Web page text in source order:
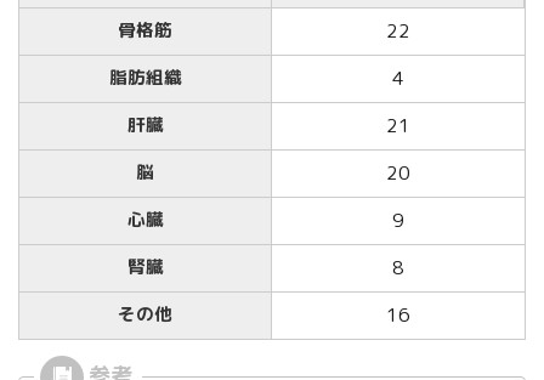
骨格筋
22
脂肪組織 4
肝臓 21
脳 20
心臓 9
腎臓 8
その他 16